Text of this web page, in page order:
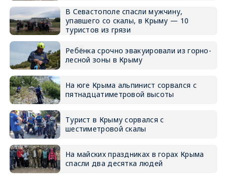
В Севастополе спасли мужчину,
упавшего со скалы, в Крыму — 10
туристов из грязи
Ребёнка срочно эвакуировали из горно-
лесной зоны в Крыму
На юге Крыма альпинист сорвался с
пятнадцатиметровой высоты
Турист в Крыму сорвался с
шестиметровой скалы
На майских праздниках в горах Крыма
спасли два десятка людей